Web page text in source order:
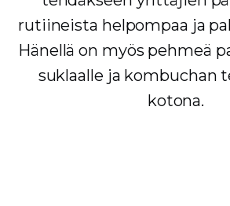
rutiineista helpompaa ja
Hänellä on myös pehmeä
suklaalle ja kombuchan
kotona.